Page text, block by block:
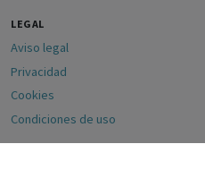
LEGAL
Aviso legal
Privacidad
Cookies
Condiciones de uso